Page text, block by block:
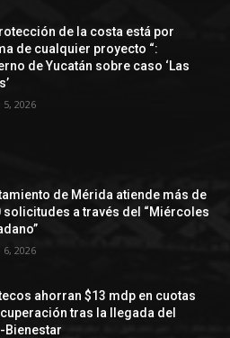
de la costa está por
de cualquier proyecto “:
de Yucatán sobre caso ‘Las
2026
de Mérida atiende más de
solicitudes a través del “Miércoles
2026
ahorran $13 mdp en cuotas
tras la llegada del
Bienestar